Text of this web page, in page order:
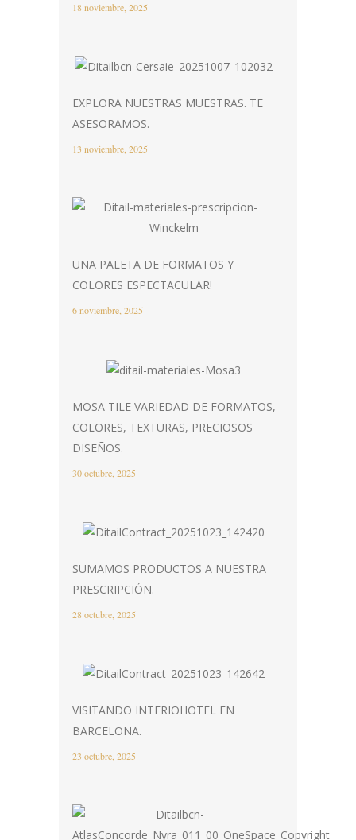
18 noviembre, 2025
EXPLORA NUESTRAS MUESTRAS. TE
ASESORAMOS.
13 noviembre, 2025
UNA PALETA DE FORMATOS Y
COLORES ESPECTACULAR!
6 noviembre, 2025
MOSA TILE VARIEDAD DE FORMATOS,
COLORES, TEXTURAS, PRECIOSOS
DISEÑOS.
30 octubre, 2025
SUMAMOS PRODUCTOS A NUESTRA
PRESCRIPCIÓN.
28 octubre, 2025
VISITANDO INTERIOHOTEL EN
BARCELONA.
23 octubre, 2025